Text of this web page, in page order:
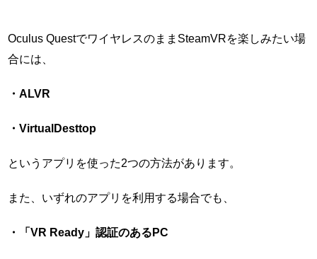
Oculus QuestでワイヤレスのままSteamVRを楽しみたい場
合には、
・ALVR
・VirtualDesttop
というアプリを使った2つの方法があります。
また、いずれのアプリを利用する場合でも、
・「VR Ready」認証のあるPC